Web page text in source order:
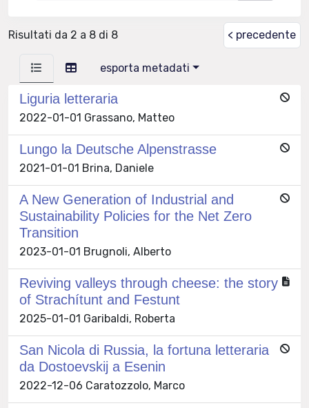
Risultati da 2 a 8 di 8 < precedente
esporta metadati
Liguria letteraria
2022-01-01 Grassano, Matteo
Lungo la Deutsche Alpenstrasse
2021-01-01 Brina, Daniele
A New Generation of Industrial and
Sustainability Policies for the Net Zero
Transition
2023-01-01 Brugnoli, Alberto
Reviving valleys through cheese: the story
of Strachítunt and Festunt
2025-01-01 Garibaldi, Roberta
San Nicola di Russia, la fortuna letteraria
da Dostoevskij a Esenin
2022-12-06 Caratozzolo, Marco